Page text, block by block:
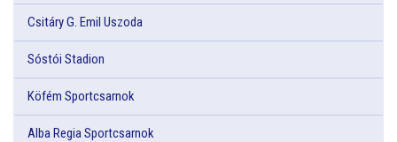
Csitáry G. Emil Uszoda
Sóstói Stadion
Köfém Sportcsarnok
Alba Regia Sportcsarnok